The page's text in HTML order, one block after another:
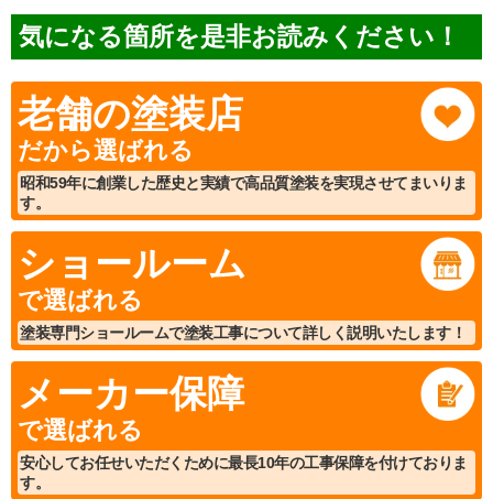
気になる箇所を是非お読みください！
老舗の塗装店
だから選ばれる
昭和59年に創業した歴史と実績で高品質塗装を実現させてまいりま
す。
ショールーム
で選ばれる
塗装専門ショールームで塗装工事について詳しく説明いたします！
メーカー保障
で選ばれる
安心してお任せいただくために最長10年の工事保障を付けておりま
す。